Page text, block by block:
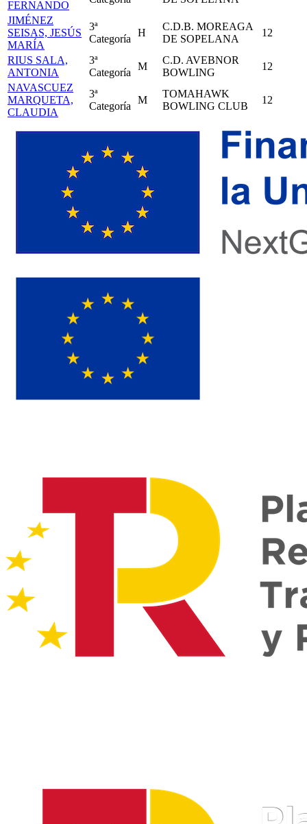
FERNANDO
JIMÉNEZ
SEISAS, JESÚS
MARÍA
3ª
Categoría
H
C.D.B. MOREAGA
DE SOPELANA
12
RIUS SALA,
ANTONIA
3ª
Categoría
M
C.D. AVEBNOR
BOWLING
12
NAVASCUEZ
MARQUETA,
CLAUDIA
3ª
Categoría
M
TOMAHAWK
BOWLING CLUB
12